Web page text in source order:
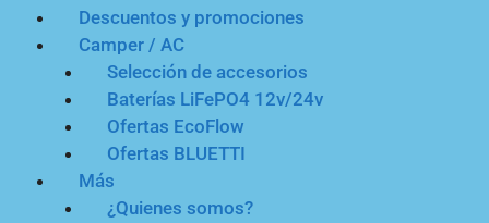
Descuentos y promociones
Camper / AC
Selección de accesorios
Baterías LiFePO4 12v/24v
Ofertas EcoFlow
Ofertas BLUETTI
Más
¿Quienes somos?